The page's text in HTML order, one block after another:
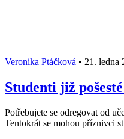
Veronika Ptáčková • 21. ledna
Studenti již
Potřebujete se odregovat od
Tentokrát se mohou příznivci